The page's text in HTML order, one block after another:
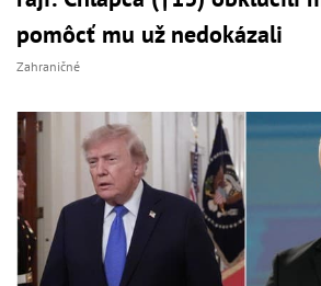
pomôcť mu už nedokázali
Zahraničné